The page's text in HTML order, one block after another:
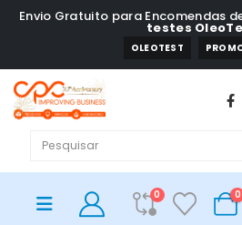
Envio Gratuito para Encomendas
testes
OLEOTEST
0 0